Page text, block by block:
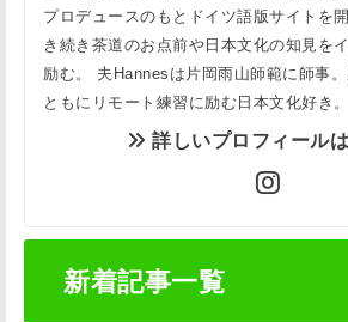
プロデュースのもとドイツ語版サイトを
き続き茶道のお点前や日本文化の知見を
励む。 夫Hannesは片岡雨山師範に師事
ともにリモート練習に励む日本文化好き。
詳しいプロフィール
新着記事一覧